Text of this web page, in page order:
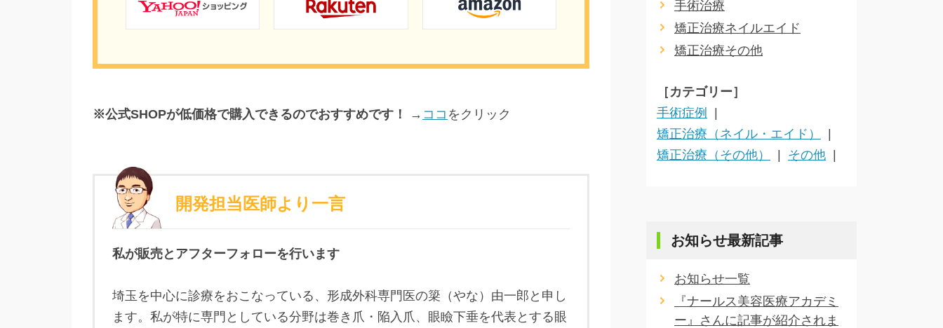
※公式SHOPが低価格で購入できるのでおすすめです！ → ココ をクリック
開発担当医師より一言
私が販売とアフターフォローを行います
埼玉を中心に診療をおこなっている、形成外科専門医の簗（やな）由一郎と申し
ます。私が特に専門としている分野は巻き爪・陥入爪、眼瞼下垂を代表とする眼
手術治療
矯正治療ネイルエイド
矯正治療その他
［カテゴリー］
手術症例
矯正治療（ネイル・エイド）
矯正治療（その他）
その他
お知らせ最新記事
お知らせ一覧
『ナールス美容医療アカデミ
ー』さんに記事が紹介されま